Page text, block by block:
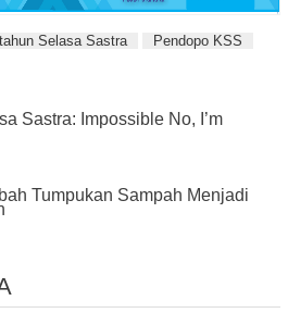
Selasa Sastra
Pendopo KSS
Sastra: Impossible No, I’m
Tumpukan Sampah Menjadi